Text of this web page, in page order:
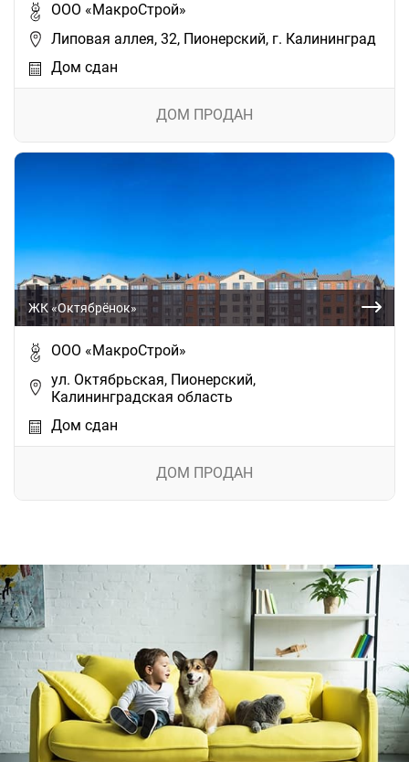
ООО «МакроСтрой»
Липовая аллея, 32, Пионерский, г. Калининград
Дом сдан
ДОМ ПРОДАН
ЖК «Октябрёнок»
ООО «МакроСтрой»
ул. Октябрьская, Пионерский,
Калининградская область
Дом сдан
ДОМ ПРОДАН